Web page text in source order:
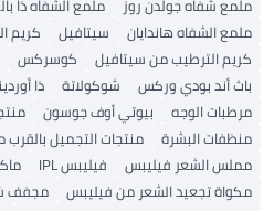
ملمع شفاه جولدن روز
ملمع الشفاه ذا
ملمع الشفاه هاندايان
سيتافيل
كريم
كريم الترطيب من سيتافيل
كوسركس
باث أند بودي وركس
شوكولاتة ذا
مرطبات الوجه
بيوتي أوف جوسون
منظفات البشرة
منتجات التجميل
مملس الشعر فيليبس
فيليبس IPL
مكواة تجعيد الشعر من فيليبس
مجفف